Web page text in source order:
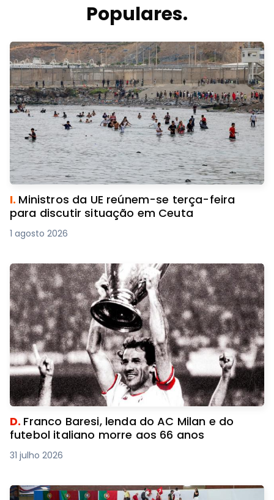
Populares.
I. Ministros da UE reúnem-se terça-feira
para discutir situação em Ceuta
1 agosto 2026
D. Franco Baresi, lenda do AC Milan e do
futebol italiano morre aos 66 anos
31 julho 2026